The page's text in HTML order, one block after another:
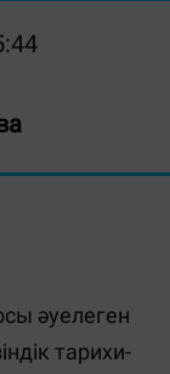
әуелеген
тариxи-